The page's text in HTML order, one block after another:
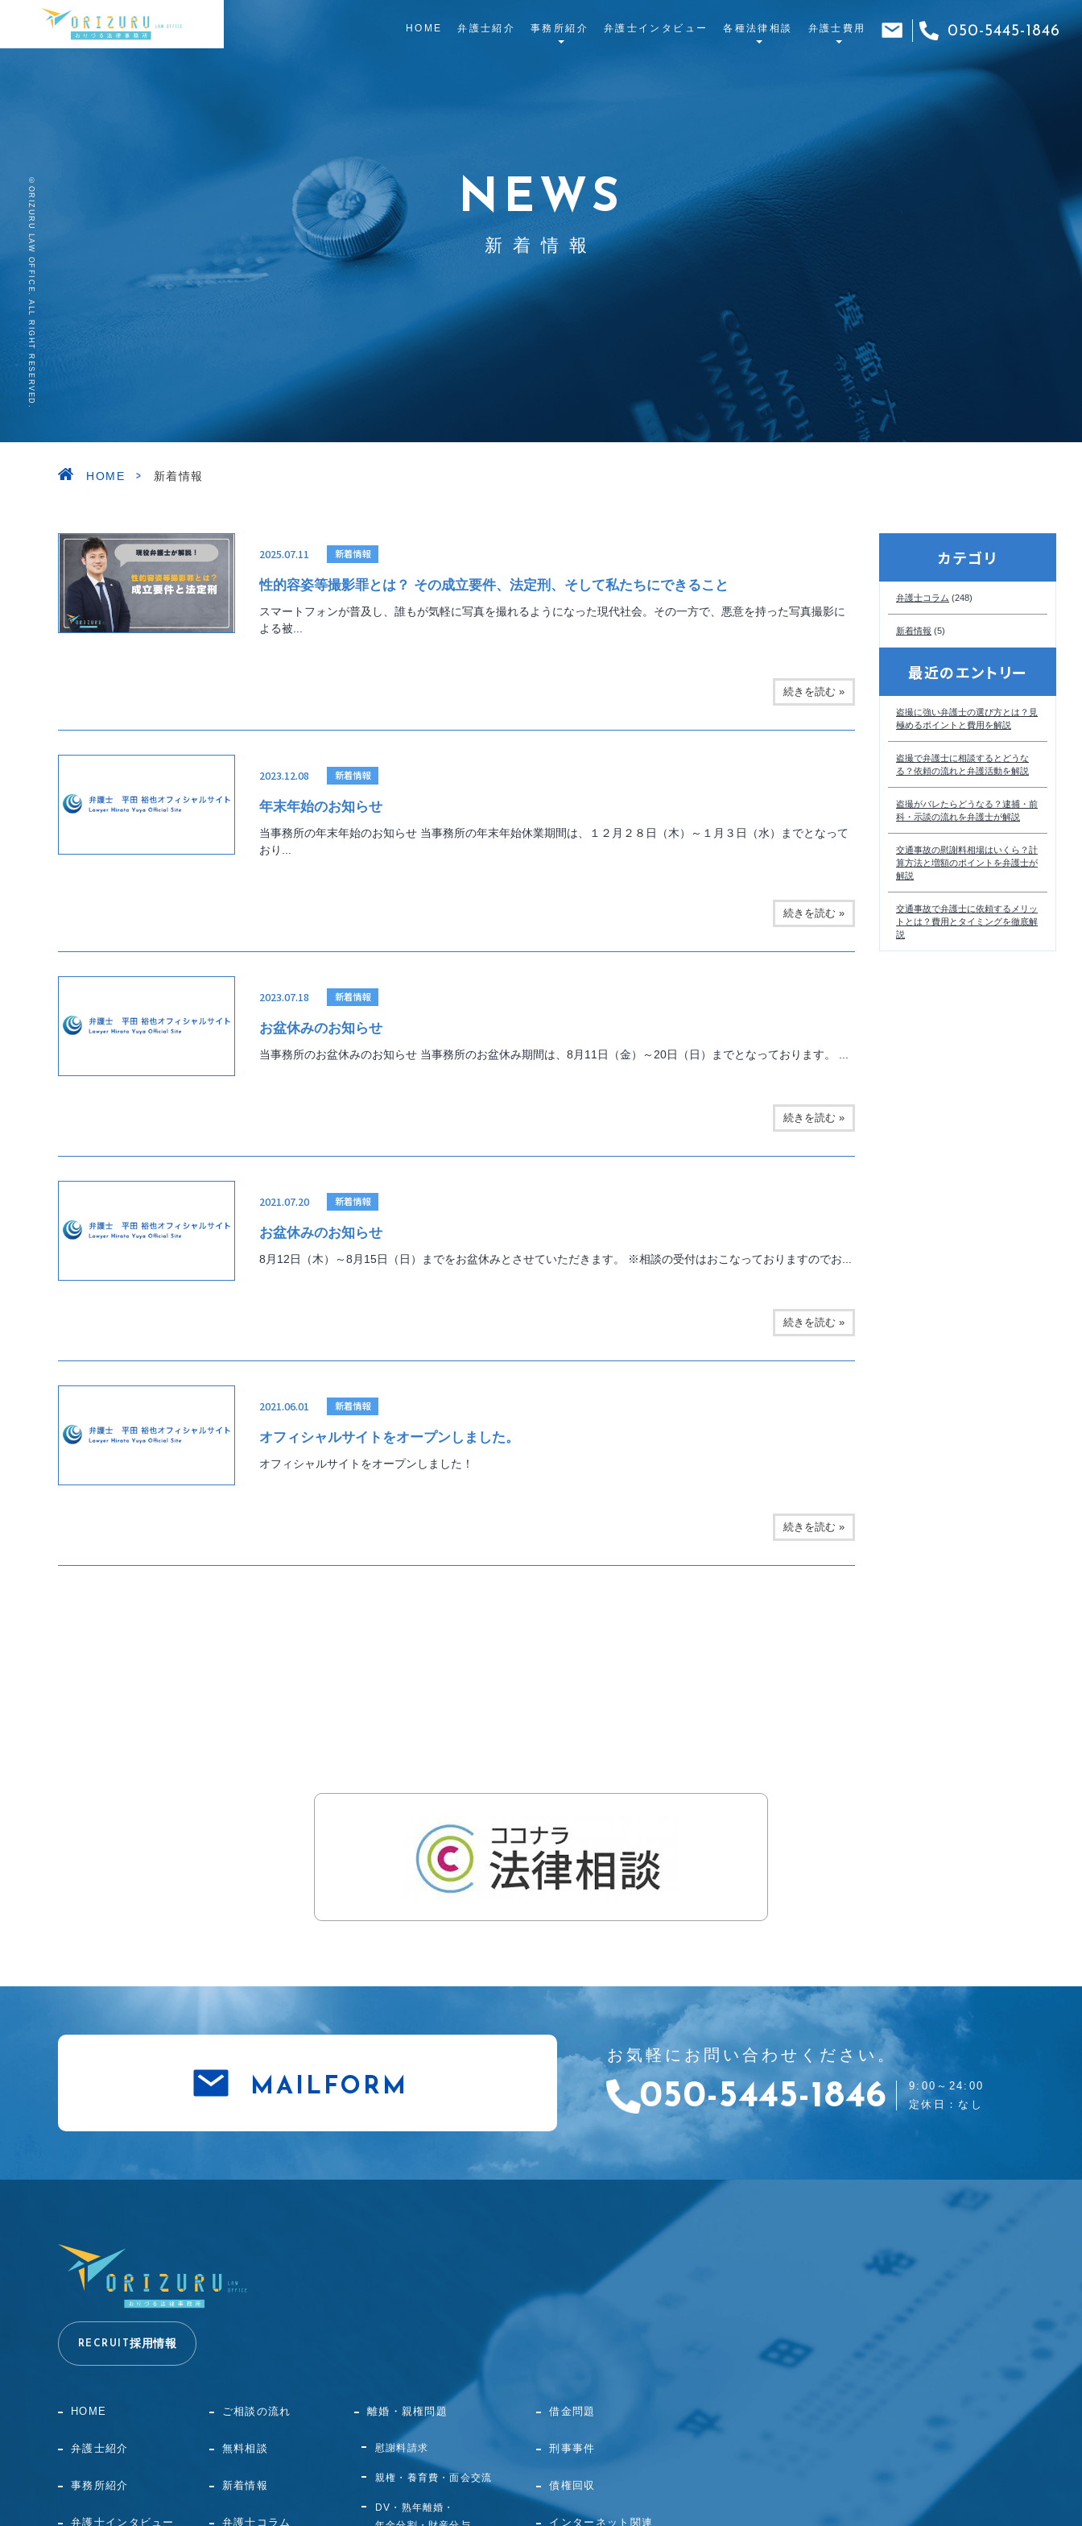
HOME 弁護士紹介 事務所紹介 弁護士インタビュー 各種法律相談 弁護士費用 050-5445-1846
NEWS
新着情報
HOME > 新着情報
2025.07.11 新着情報
性的容姿等撮影罪とは？ その成立要件、法定刑、そして私たちにできること
スマートフォンが普及し、誰もが気軽に写真を撮れるようになった現代社会。その一方で、悪意を持った写真撮影に
よる被...
続きを読む »
2023.12.08 新着情報
年末年始のお知らせ
当事務所の年末年始のお知らせ 当事務所の年末年始休業期間は、１２月２８日（木）～１月３日（水）までとなって
おり...
続きを読む »
2023.07.18 新着情報
お盆休みのお知らせ
当事務所のお盆休みのお知らせ 当事務所のお盆休み期間は、8月11日（金）～20日（日）までとなっております。 ...
続きを読む »
2021.07.20 新着情報
お盆休みのお知らせ
8月12日（木）～8月15日（日）までをお盆休みとさせていただきます。 ※相談の受付はおこなっておりますのでお...
続きを読む »
2021.06.01 新着情報
オフィシャルサイトをオープンしました。
オフィシャルサイトをオープンしました！
続きを読む »
カテゴリ
弁護士コラム (248)
新着情報 (5)
最近のエントリー
盗撮に強い弁護士の選び方とは？見
極めるポイントと費用を解説
盗撮で弁護士に相談するとどうな
る？依頼の流れと弁護活動を解説
盗撮がバレたらどうなる？逮捕・前
科・示談の流れを弁護士が解説
交通事故の慰謝料相場はいくら？計
算方法と増額のポイントを弁護士が
解説
交通事故で弁護士に依頼するメリッ
トとは？費用とタイミングを徹底解
説
MAILFORM
お気軽にお問い合わせください。
050-5445-1846
9:00～24:00
定休日：なし
RECRUIT採用情報
HOME
弁護士紹介
事務所紹介
弁護士インタビュー
ご相談の流れ
無料相談
新着情報
弁護士コラム
離婚・親権問題
慰謝料請求
親権・養育費・面会交流
DV・熟年離婚・
借金問題
刑事事件
債権回収
インターネット関連
©ORIZURU LAW OFFICE. ALL RIGHT RESERVED.